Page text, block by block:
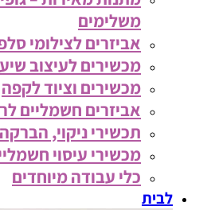
משלימים
אביזרים לצילומי
מכשירים לעיצוב
מכשירים וציוד לקפה
אביזרים חשמליים
תכשירי ניקוי,
מכשירי עיסוי
כלי עבודה מיוחדים
לבית